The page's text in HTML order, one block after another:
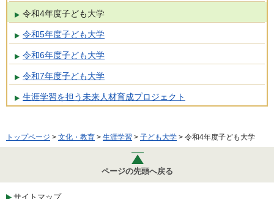
令和4年度子ども大学
令和5年度子ども大学
令和6年度子ども大学
令和7年度子ども大学
生涯学習を担う未来人材育成プロジェクト
トップページ > 文化・教育 > 生涯学習 > 子ども大学 > 令和4年度子ども大学
ページの先頭へ戻る
サイトマップ